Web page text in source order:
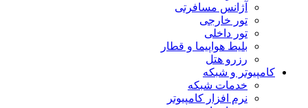
آژانس مسافرتی
تور خارجی
تور داخلی
بلیط هواپیما و قطار
رزرو هتل
کامپیوتر و شبکه
خدمات شبکه
نرم افزار کامپیوتر